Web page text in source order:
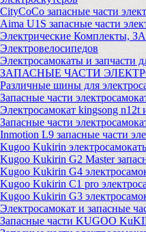
CityCoCo запасные части
Aima U1S запасные части
Электрические
Электровелосипедов
Электросамокаты и запчасти
ЗАПАСНЫЕ ЧАСТИ
Различные шины для
Запасные части
Электросамокат kingsong n12t
Запасные части
Inmotion L9 запасные части
Kugoo Kukirin
Kugoo Kukirin G2 Master
Kugoo Kukirin G4
Kugoo Kukirin C1 pro
Kugoo Kukirin G3
Электросамокат и запасные
Запасные части KUGOO